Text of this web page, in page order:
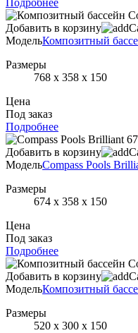
Подробнее
Добавить в корзину
МодельКомпозитный
Размеры
768 х 358 х 150
Цена
Под заказ
Подробнее
Добавить в корзину
МодельCompass Pools
Размеры
674 х 358 х 150
Цена
Под заказ
Подробнее
Добавить в корзину
МодельКомпозитный
Размеры
520 х 300 х 150